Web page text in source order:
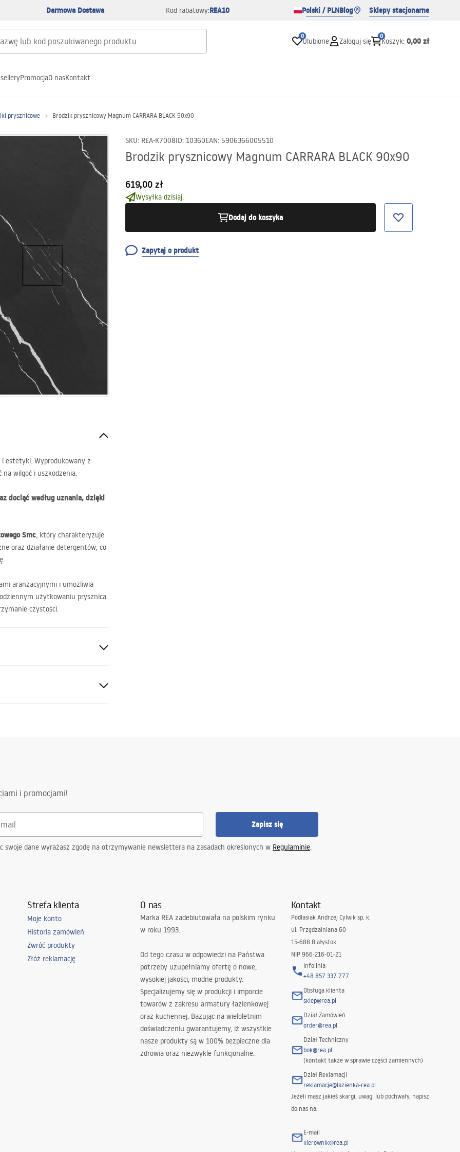
Darmowa Dostawa Kod rabatowy:REA10 Polski / PLNBlog Sklepy stacjonarne
0
Ulubione Zaloguj się
0
Koszyk: 0,00 zł
PromocjaO nasKontakt
prysznicowe Brodzik prysznicowy Magnum CARRARA BLACK 90x90
SKU: REA-K7008ID: 10360EAN: 5906366005510
Brodzik prysznicowy Magnum CARRARA BLACK 90x90
619,00 zł
Wysyłka dzisiaj.
Dodaj do koszyka
Zapytaj o produkt
estetyki. Wyprodukowany z
na wilgoć i uszkodzenia.
dociąć według uznania, dzięki
Smc, który charakteryzuje
oraz działanie detergentów, co
aranżacyjnymi i umożliwia
użytkowaniu prysznica.
czystości.
- RU.pdf
k instalaci
- CZ.pdf
instrukcijos
de instalación
i promocjami!
Zapisz się
swoje dane wyrażasz zgodę na otrzymywanie newslettera na zasadach określonych w Regulaminie.
Strefa klienta
Moje konto
Historia zamówień
Zwróć produkty
Złóż reklamację
O nas
Marka REA zadebiutowała na polskim rynku
w roku 1993.
Od tego czasu w odpowiedzi na Państwa
potrzeby uzupełniamy ofertę o nowe,
wysokiej jakości, modne produkty.
Specjalizujemy się w produkcji i imporcie
towarów z zakresu armatury łazienkowej
oraz kuchennej. Bazując na wieloletnim
doświadczeniu gwarantujemy, iż wszystkie
nasze produkty są w 100% bezpieczne dla
zdrowia oraz niezwykle funkcjonalne.
Kontakt
Podlasiak Andrzej Cylwik sp. k.
ul. Przędzalniana 60
15-688 Białystok
NIP 966-216-01-21
Infolinia
+48 857 337 777
Obsługa klienta
sklep@rea.pl
Dział Zamówień
order@rea.pl
Dział Techniczny
bok@rea.pl
(kontakt także w sprawie części zamiennych)
Dział Reklamacji
reklamacje@lazienka-rea.pl
Jeżeli masz jakieś skargi, uwagi lub pochwały, napisz
do nas na:
E-mail
kierownik@rea.pl